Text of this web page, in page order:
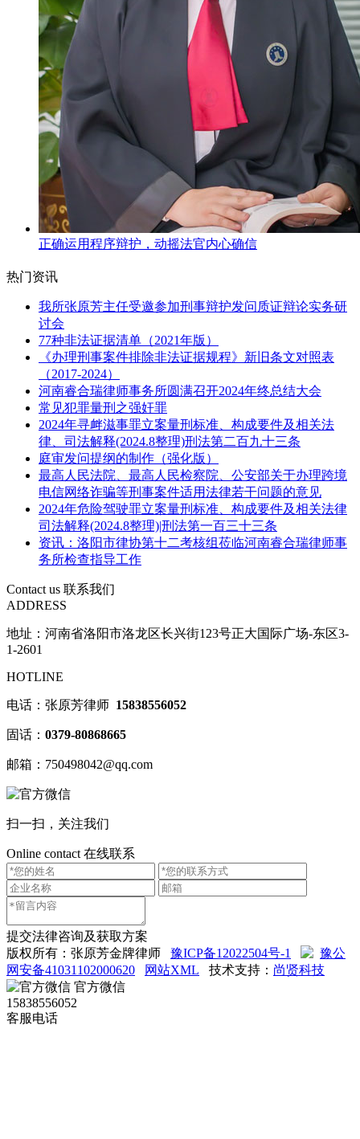
正确运用程序辩护，动摇法官内心确信
热门资讯
我所张原芳主任受邀参加刑事辩护发问质证辩论实务研
讨会
77种非法证据清单（2021年版）
《办理刑事案件排除非法证据规程》新旧条文对照表
（2017-2024）
河南睿合瑞律师事务所圆满召开2024年终总结大会
常见犯罪量刑之强奸罪
2024年寻衅滋事罪立案量刑标准、构成要件及相关法
律、司法解释(2024.8整理)刑法第二百九十三条
庭审发问提纲的制作（强化版）
最高人民法院、最高人民检察院、公安部关于办理跨境
电信网络诈骗等刑事案件适用法律若干问题的意见
2024年危险驾驶罪立案量刑标准、构成要件及相关法律
司法解释(2024.8整理)|刑法第一百三十三条
资讯：洛阳市律协第十二考核组莅临河南睿合瑞律师事
务所检查指导工作
Contact us 联系我们
ADDRESS
地址：河南省洛阳市洛龙区长兴街123号正大国际广场-东区3-
1-2601
HOTLINE
电话：张原芳律师 15838556052
固话： 0379-80868665
邮箱：750498042@qq.com
扫一扫，关注我们
Online contact 在线联系
提交法律咨询及获取方案
版权所有：张原芳金牌律师 豫ICP备12022504号-1
豫公
网安备41031102000620
网站XML 技术支持： 尚贤科技
官方微信
15838556052
客服电话